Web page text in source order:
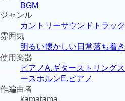
BGM
ジャンル
カントリーサウンドトラック
雰囲気
明るい懐かしい 日常落ち着き
使用楽器
ピアノA.ギターストリングス
ースホルンE.ピアノ
作編曲者
kamatama